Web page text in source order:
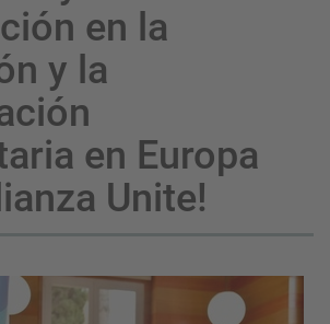
en la
y la
en Europa
Unite!